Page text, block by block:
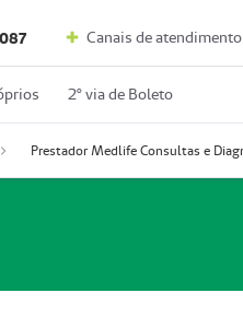
Canais de atendimento
2º via de Boleto